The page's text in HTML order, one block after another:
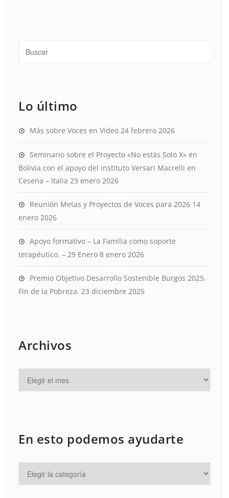
Lo último
Más sobre Voces en Video 24 febrero 2026
Seminario sobre el Proyecto «No estás Solo X» en
Bolivia con el apoyo del instituto Versari Macrelli en
Cesena – Italia 23 enero 2026
Reunión Metas y Proyectos de Voces para 2026 14
enero 2026
Apoyo formativo – La Familia como soporte
terapéutico. – 29 Enero 8 enero 2026
Premio Objetivo Desarrollo Sostenible Burgos 2025.
Fin de la Pobreza. 23 diciembre 2025
Archivos
En esto podemos ayudarte